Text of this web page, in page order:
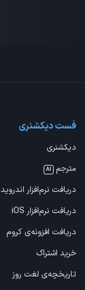
فست دیکشنری
دیکشنری
مترجم
AI
دریافت نرم‌افزار اندروید
دریافت نرم‌افزار iOS
دریافت افزونه‌ی کروم
خرید اشتراک
تاریخچه‌ی لغت روز